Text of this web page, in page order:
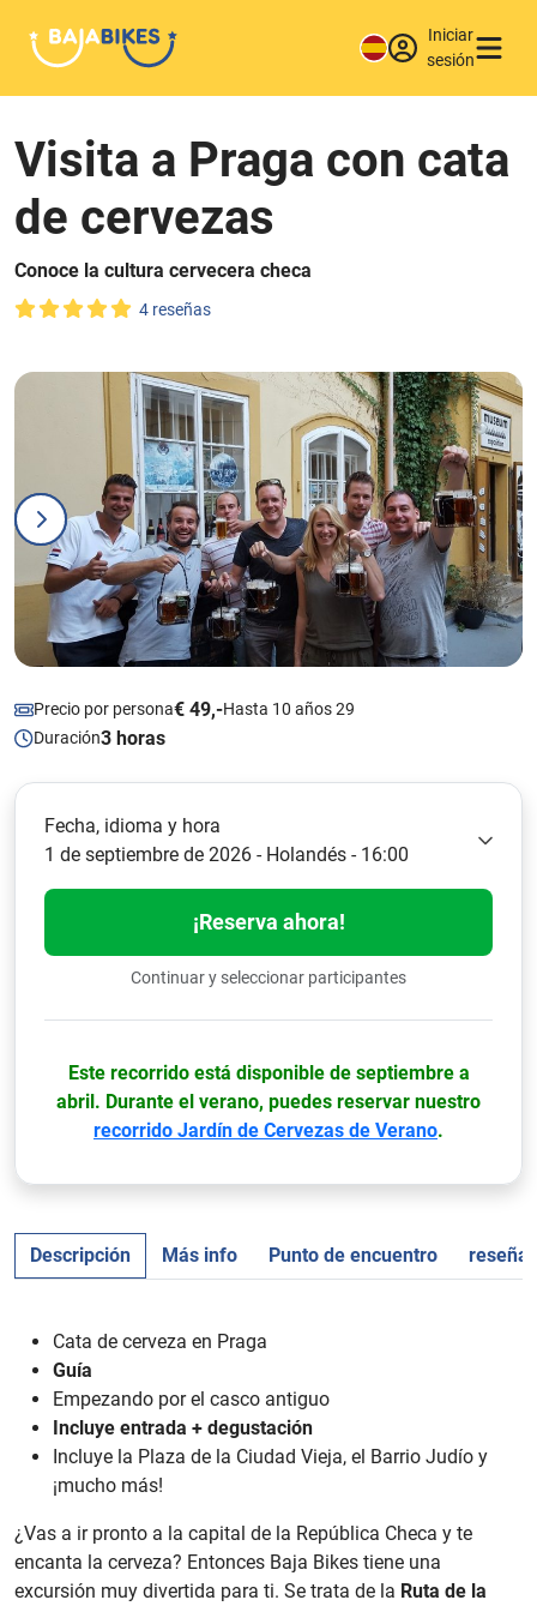
Iniciar
sesión
Visita a Praga con cata
de cervezas
Conoce la cultura cervecera checa
4 reseñas
Precio por persona€ 49,-Hasta 10 años 29
Duración3 horas
Fecha, idioma y hora
1 de septiembre de 2026 - Holandés - 16:00
¡Reserva ahora!
Continuar y seleccionar participantes
Este recorrido está disponible de septiembre a
abril. Durante el verano, puedes reservar nuestro
recorrido Jardín de Cervezas de Verano.
Descripción Más info Punto de encuentro reseñas
Cata de cerveza en Praga
Guía
Empezando por el casco antiguo
Incluye entrada + degustación
Incluye la Plaza de la Ciudad Vieja, el Barrio Judío y
¡mucho más!
¿Vas a ir pronto a la capital de la República Checa y te
encanta la cerveza? Entonces Baja Bikes tiene una
excursión muy divertida para ti. Se trata de la Ruta de la